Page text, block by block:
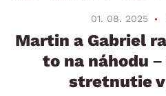
01. 08. 2025
Martin a Gabriel
to na náhodu
stretnutie